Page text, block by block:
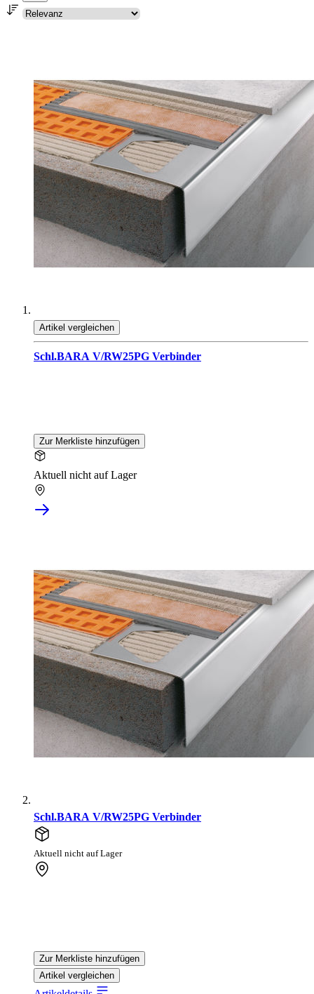
Artikel vergleichen
Schl.BARA V/RW25PG Verbinder
Zur Merkliste hinzufügen
Aktuell nicht auf Lager
Schl.BARA V/RW25PG Verbinder
Aktuell nicht auf Lager
Zur Merkliste hinzufügen
Artikel vergleichen